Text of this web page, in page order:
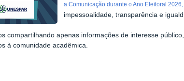
a Comunicação durante o Ano Eleitoral
impessoalidade, transparência e
compartilhando apenas informações de interesse
à comunidade acadêmica.